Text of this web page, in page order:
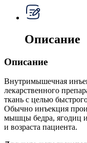
Описание
Описание
Внутримышечная
лекарственного
ткань с целью
Обычно инъекция
мышцы бедра, ягодиц
и возраста пациента.